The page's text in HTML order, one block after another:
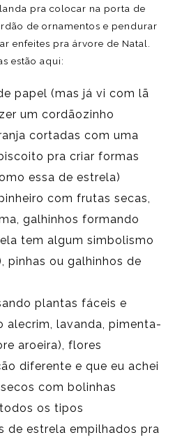
pra colocar na porta de
de ornamentos e pendurar
enfeites pra árvore de Natal.
estão aqui:
papel (mas já vi com lã
um cordãozinho
cortadas com uma
pra criar formas
essa de estrela)
com frutas secas,
galhinhos formando
tem algum simbolismo
pinhas ou galhinhos de
plantas fáceis e
alecrim, lavanda, pimenta-
aroeira), flores
diferente e que eu achei
com bolinhas
os tipos
de estrela empilhados pra